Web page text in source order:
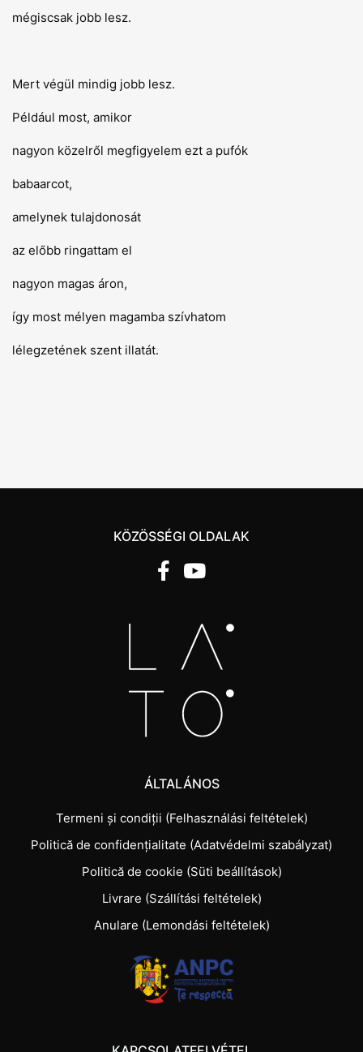
mégiscsak jobb lesz.
Mert végül mindig jobb lesz.
Például most, amikor
nagyon közelről megfigyelem ezt a pufók
babaarcot,
amelynek tulajdonosát
az előbb ringattam el
nagyon magas áron,
így most mélyen magamba szívhatom
lélegzetének szent illatát.
KÖZÖSSÉGI OLDALAK
ÁLTALÁNOS
Termeni și condiții (Felhasználási feltételek)
Politică de confidențialitate (Adatvédelmi szabályzat)
Politică de cookie (Süti beállítások)
Livrare (Szállítási feltételek)
Anulare (Lemondási feltételek)